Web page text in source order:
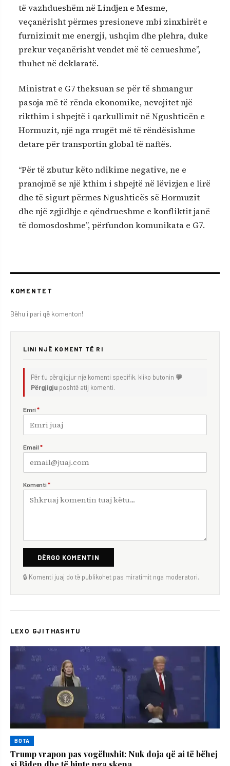
të vazhdueshëm në Lindjen e Mesme,
veçanërisht përmes presioneve mbi zinxhirët e
furnizimit me energji, ushqim dhe plehra, duke
prekur veçanërisht vendet më të cenueshme”,
thuhet në deklaratë.
Ministrat e G7 theksuan se për të shmangur
pasoja më të rënda ekonomike, nevojitet një
rikthim i shpejtë i qarkullimit në Ngushticën e
Hormuzit, një nga rrugët më të rëndësishme
detare për transportin global të naftës.
“Për të zbutur këto ndikime negative, ne e
pranojmë se një kthim i shpejtë në lëvizjen e lirë
dhe të sigurt përmes Ngushticës së Hormuzit
dhe një zgjidhje e qëndrueshme e konfliktit janë
të domosdoshme”, përfundon komunikata e G7.
KOMENTET
Bëhu i pari që komenton!
LINI NJË KOMENT TË RI
Për t'u përgjigjur një komenti specifik, kliko butonin 💬
Përgjigju poshtë atij komenti.
Emri *
Email *
Komenti *
DËRGO KOMENTIN
🔒 Komenti juaj do të publikohet pas miratimit nga moderatori.
LEXO GJITHASHTU
BOTA
Trump vrapon pas vogëlushit: Nuk doja që ai të bëhej